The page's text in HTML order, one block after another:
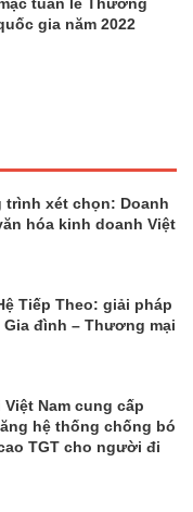
gia năm 2022
xét chọn: Doanh
hóa kinh doanh Việt
Tiếp Theo: giải pháp
đình – Thương mại
Nam cung cấp
hệ thống chống bó
TGT cho người đi